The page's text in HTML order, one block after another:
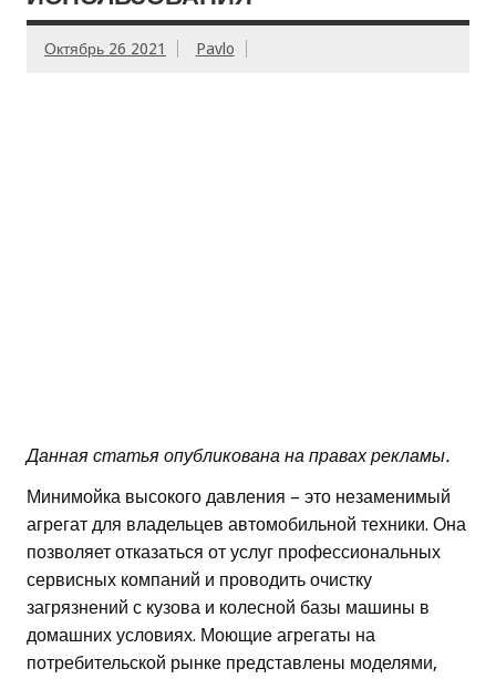
Октябрь 26 2021 Pavlo
Данная статья опубликована на правах рекламы.
Минимойка высокого давления – это незаменимый
агрегат для владельцев автомобильной техники. Она
позволяет отказаться от услуг профессиональных
сервисных компаний и проводить очистку
загрязнений с кузова и колесной базы машины в
домашних условиях. Моющие агрегаты на
потребительской рынке представлены моделями,